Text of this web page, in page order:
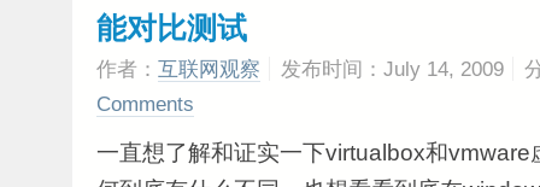
能对比测试
作者： 互联网观察 发布时间：July 14, 2009
Comments
一直想了解和证实一下virtualbox和vmware